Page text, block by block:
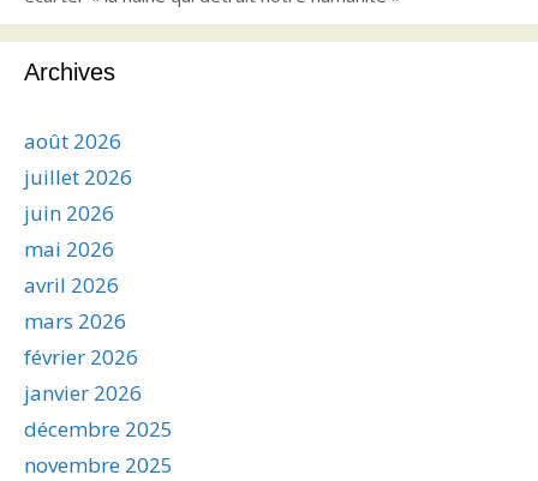
Archives
août 2026
juillet 2026
juin 2026
mai 2026
avril 2026
mars 2026
février 2026
janvier 2026
décembre 2025
novembre 2025